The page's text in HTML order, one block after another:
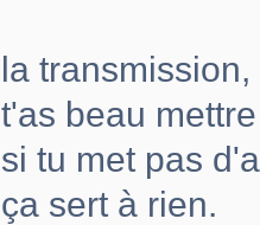
la
t'as beau
si tu met pas
ça sert à rien.